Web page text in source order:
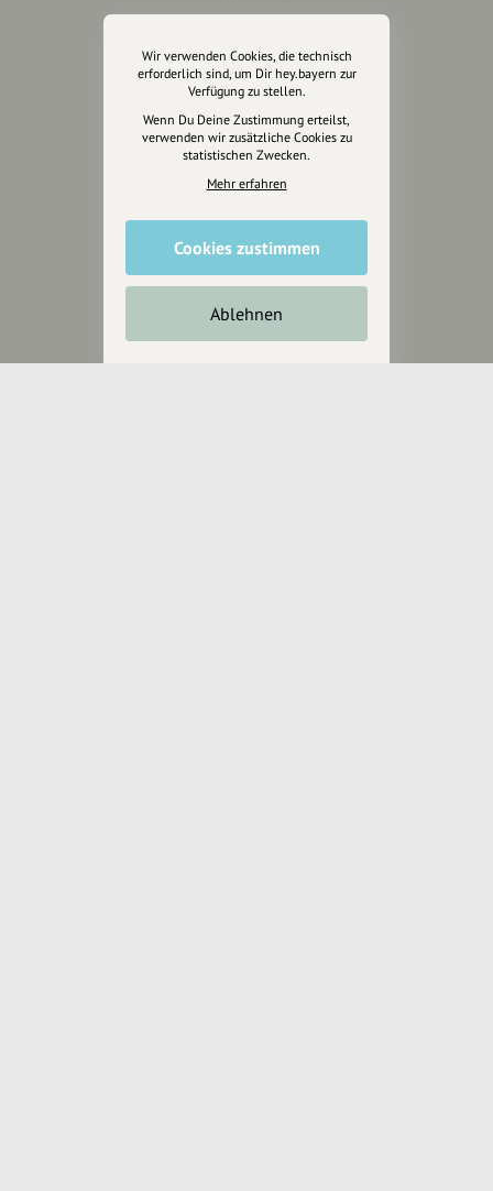
Wir unterstützen Euch
Fotografie & mehr
Marketing
Design & Branding
Anakin Design
Unterstütze
unsere Plattform
Wir verwenden Cookies, die technisch
erforderlich sind, um Dir hey.bayern zur
Verfügung zu stellen.
Wenn Du Deine Zustimmung erteilst,
verwenden wir zusätzliche Cookies zu
statistischen Zwecken.
Mehr erfahren
Cookies zustimmen
Ablehnen